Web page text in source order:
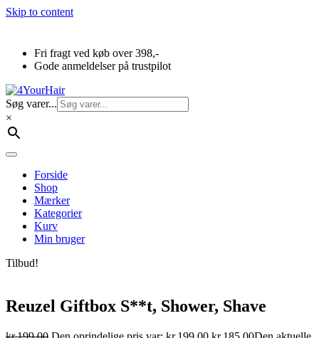
Skip to content
Fri fragt ved køb over 398,-
Gode anmeldelser på trustpilot
Søg varer...
×
Forside
Shop
Mærker
Kategorier
Kurv
Min bruger
Tilbud!
Reuzel Giftbox S**t, Shower, Shave